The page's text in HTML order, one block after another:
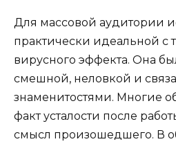
Для массовой аудитории
практически идеальной с
вирусного эффекта. Она
смешной, неловкой и
знаменитостями. Многие
факт усталости после
смысл произошедшего. В